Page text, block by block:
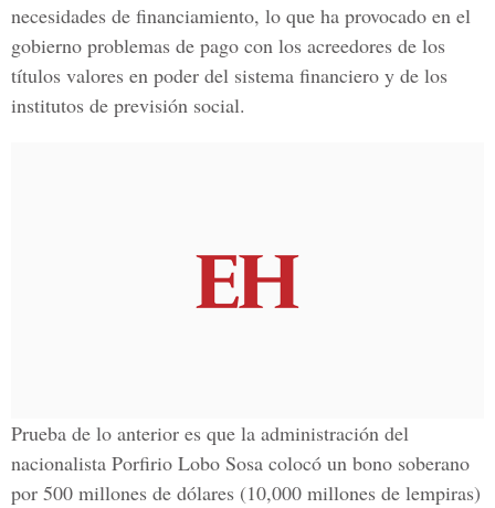
necesidades de financiamiento, lo que ha provocado en el
gobierno problemas de pago con los acreedores de los
títulos valores en poder del sistema financiero y de los
institutos de previsión social.
Prueba de lo anterior es que la administración del
nacionalista Porfirio Lobo Sosa colocó un bono soberano
por 500 millones de dólares (10,000 millones de lempiras)